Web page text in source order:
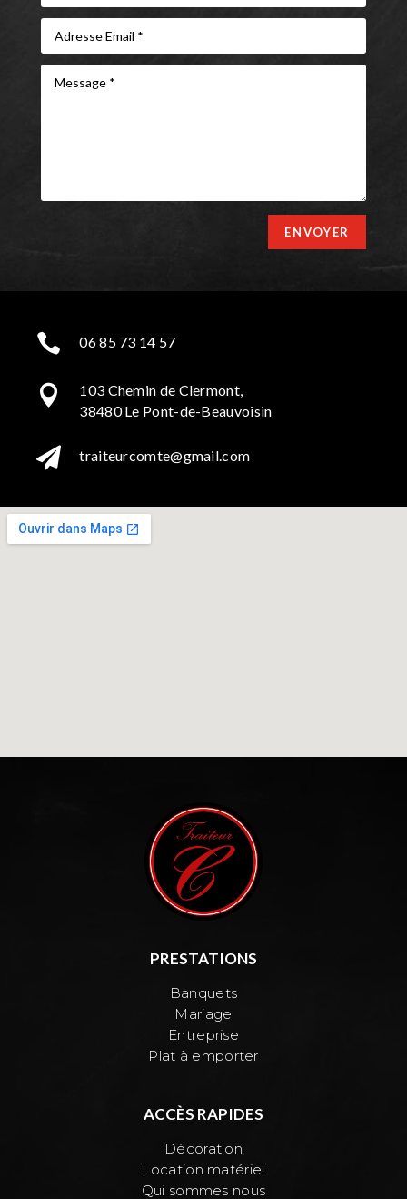
ENVOYER
 06 85 73 14 57

103 Chemin de Clermont,
38480 Le Pont-de-Beauvoisin
 traiteurcomte@gmail.com
PRESTATIONS
Banquets
Mariage
Entreprise
Plat à emporter
ACCÈS RAPIDES
Décoration
Location matériel
Qui sommes nous